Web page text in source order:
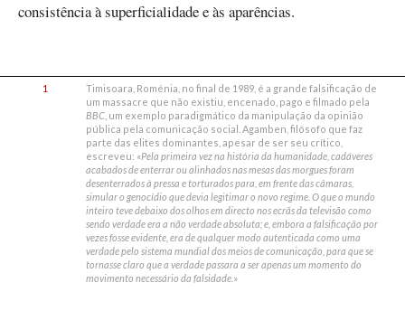
consistência à superficialidade e às aparências.
1
Timisoara, Roménia, no final de 1989, é a grande falsificação de
um massacre que não existiu, encenado, pago e filmado pela
BBC , um exemplo paradigmático da manipulação da opinião
pública pela comunicação social. Agamben, filósofo que faz
parte das elites dominantes, apesar de ser seu crítico,
escreveu: «Pela primeira vez na história da humanidade, cadáveres
acabados de enterrar ou alinhados nas mesas das morgues foram
desenterrados à pressa e torturados para, em frente das câmaras,
simular o genocídio que devia legitimar o novo regime. O que o mundo
inteiro teve debaixo dos olhos em directo nos ecrãs da televisão como
sendo verdade era a não verdade absoluta; e, embora a falsificação por
vezes fosse evidente, era de qualquer modo autenticada como uma
verdade pelo sistema mundial dos meios de comunicação, para que se
tornasse claro que a verdade passara a ser apenas um momento do
movimento necessário da falsidade. »